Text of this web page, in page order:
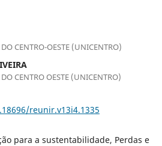
CENTRO-OESTE (UNICENTRO)
CENTRO OESTE (UNICENTRO)
reunir.v13i4.1335
para a sustentabilidade, Perdas e